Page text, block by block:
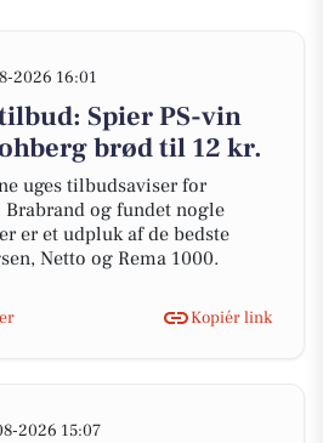
2026 16:01
Spier PS-vin
brød til 12 kr.
uges tilbudsaviser for
og fundet nogle
er et udpluk af de bedste
Netto og Rema 1000.
Kopiér link
2026 15:07